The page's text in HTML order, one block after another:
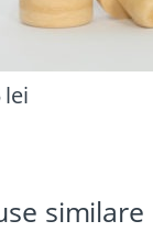
lei
similare